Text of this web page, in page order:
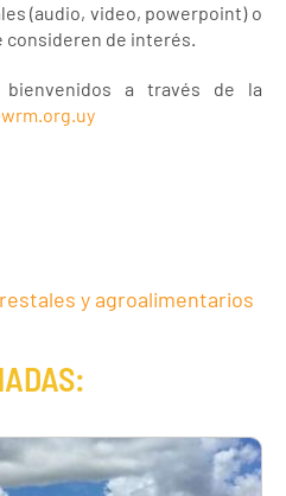
(audio, video, powerpoint) o
consideren de interés.
a través de la
y agroalimentarios